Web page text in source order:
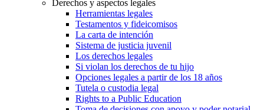
Derechos y aspectos legales
Herramientas legales
Testamentos y fideicomisos
La carta de intención
Sistema de justicia juvenil
Los derechos legales
Si violan los derechos de tu hijo
Opciones legales a partir de los 18 años
Tutela o custodia legal
Rights to a Public Education